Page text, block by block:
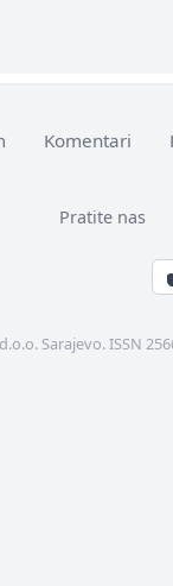
Komentari
Pratite nas
Sarajevo. ISSN